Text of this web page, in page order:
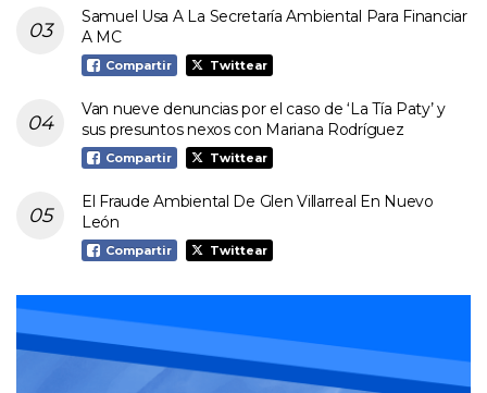
Samuel Usa A La Secretaría Ambiental Para Financiar
A MC
Compartir Twittear
Van nueve denuncias por el caso de ‘La Tía Paty’ y
sus presuntos nexos con Mariana Rodríguez
Compartir Twittear
El Fraude Ambiental De Glen Villarreal En Nuevo
León
Compartir Twittear